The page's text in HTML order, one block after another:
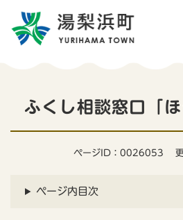
ふくし相談窓口「ほ
ページID：0026053
ページ内目次